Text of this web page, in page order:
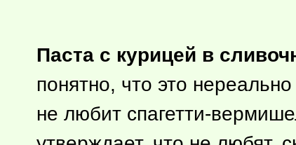
Паста с курицей в
понятно, что это
не любит спагетти-